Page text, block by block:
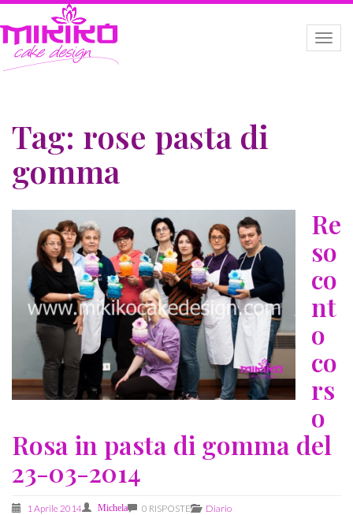
Tag: rose pasta di
gomma
Re
so
co
nt
o
co
rs
o
Rosa in pasta di gomma del
23-03-2014
1 Aprile 2014 Michela 0 RISPOSTE
Diario